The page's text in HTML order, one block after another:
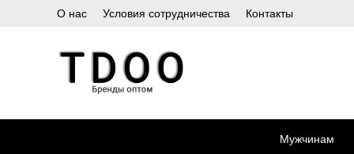
О нас Условия сотрудничества Контакты
Мужчинам